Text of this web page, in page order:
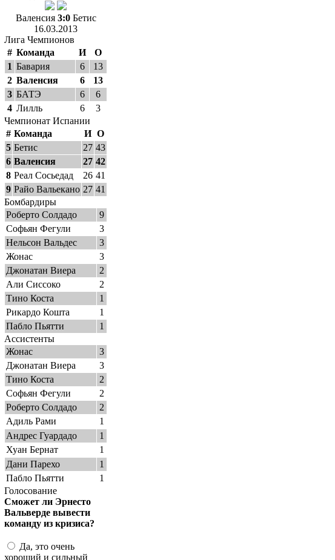
Валенсия3:0 Бетис
16.03.2013
Лига Чемпионов
# Команда И
О
1 Бавария 6
13
2 Валенсия 6
13
3 БАТЭ 6
6
4 Лилль 6
3
Чемпионат Испании
# Команда И О
5 Бетис 27 43
6 Валенсия 27 42
8 Реал Сосьедад 26 41
9 Райо Вальекано 27 41
Бомбардиры
Роберто Солдадо
9
Софьян Фегули
3
Нельсон Вальдес
3
Жонас
3
Джонатан Виера
2
Али Сиссоко
2
Тино Коста
1
Рикардо Кошта
1
Пабло Пьятти
1
Ассистенты
Жонас
3
Джонатан Виера
3
Тино Коста
2
Софьян Фегули
2
Роберто Солдадо
2
Адиль Рами
1
Андрес Гуардадо
1
Хуан Бернат
1
Дани Парехо
1
Пабло Пьятти
1
Голосование
Сможет ли Эрнесто
Вальверде вывести
команду из кризиса?
Да, это очень
хороший и сильный